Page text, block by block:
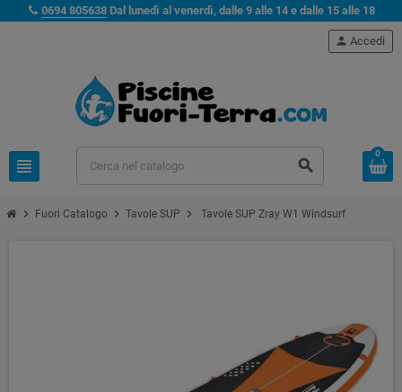
0694 805638 Dal lunedì al venerdì, dalle 9 alle 14 e dalle 15 alle 18
view_headline search
person Accedi
0
chevron_right Fuori Catalogo chevron_right Tavole SUP chevron_right Tavole SUP Zray W1 Windsurf